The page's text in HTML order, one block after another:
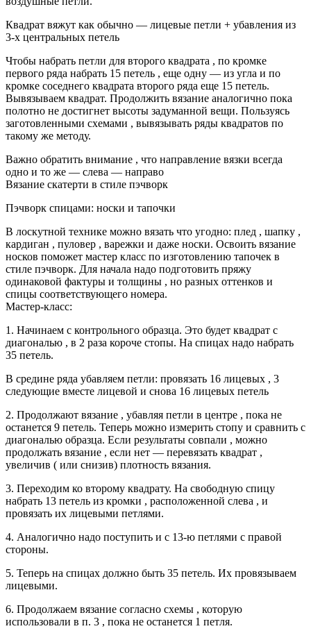
Квадрат вяжут как обычно — лицевые петли + убавления из
3-х центральных петель
Чтобы набрать петли для второго квадрата , по кромке
первого ряда набрать 15 петель , еще одну — из угла и по
кромке соседнего квадрата второго ряда еще 15 петель.
Вывязываем квадрат. Продолжить вязание аналогично пока
полотно не достигнет высоты задуманной вещи. Пользуясь
заготовленными схемами , вывязывать ряды квадратов по
такому же методу.
Важно обратить внимание , что направление вязки всегда
одно и то же — слева — направо
Вязание скатерти в стиле пэчворк
Пэчворк спицами: носки и тапочки
В лоскутной технике можно вязать что угодно: плед , шапку ,
кардиган , пуловер , варежки и даже носки. Освоить вязание
носков поможет мастер класс по изготовлению тапочек в
стиле пэчворк. Для начала надо подготовить пряжу
одинаковой фактуры и толщины , но разных оттенков и
спицы соответствующего номера.
Мастер-класс:
1. Начинаем с контрольного образца. Это будет квадрат с
диагональю , в 2 раза короче стопы. На спицах надо набрать
35 петель.
В средине ряда убавляем петли: провязать 16 лицевых , 3
следующие вместе лицевой и снова 16 лицевых петель
2. Продолжают вязание , убавляя петли в центре , пока не
останется 9 петель. Теперь можно измерить стопу и сравнить с
диагональю образца. Если результаты совпали , можно
продолжать вязание , если нет — перевязать квадрат ,
увеличив ( или снизив) плотность вязания.
3. Переходим ко второму квадрату. На свободную спицу
набрать 13 петель из кромки , расположенной слева , и
провязать их лицевыми петлями.
4. Аналогично надо поступить и с 13-ю петлями с правой
стороны.
5. Теперь на спицах должно быть 35 петель. Их провязываем
лицевыми.
6. Продолжаем вязание согласно схемы , которую
использовали в п. 3 , пока не останется 1 петля.